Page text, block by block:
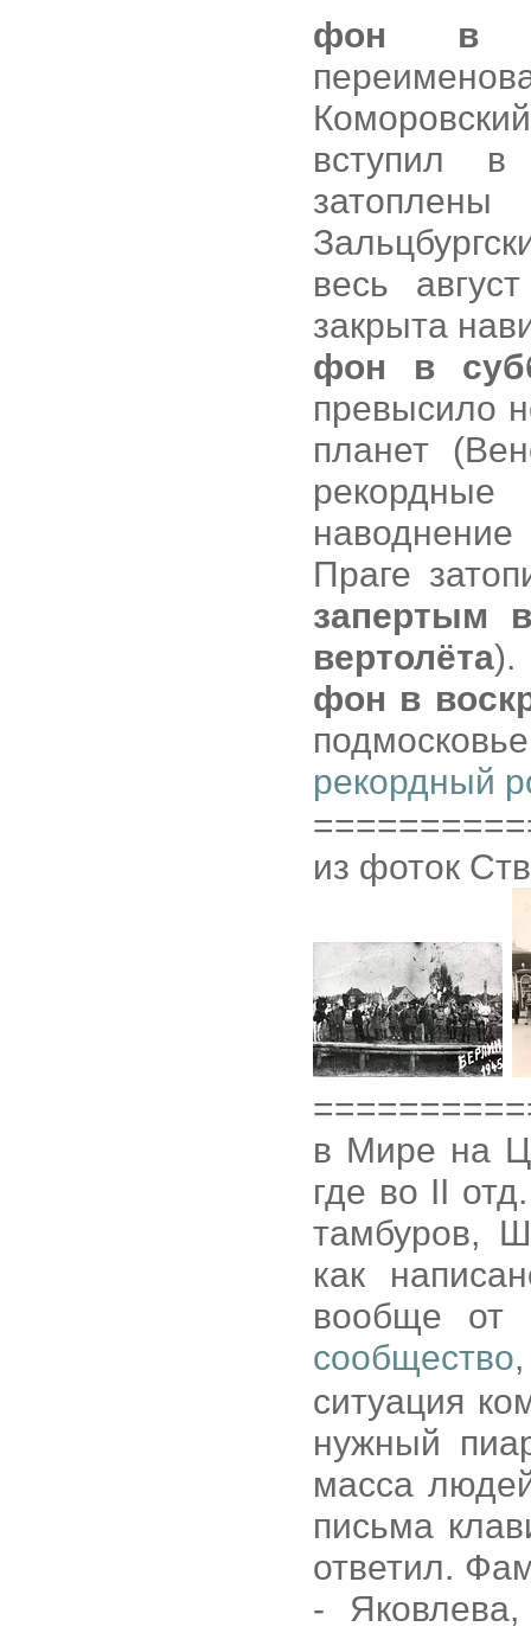
фон в
вступил в
весь
закрыта
фон в
превысило
планет
Праге
запертым
вертолёта).
фон в
рекордный
из фоток
в Мире на
где во II
тамбуров,
как
вообще от
сообщество
ситуация
нужный
масса
письма
ответил.
-